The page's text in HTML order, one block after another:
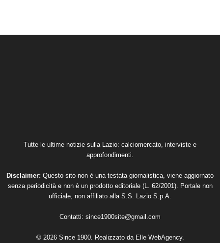
Tutte le ultime notizie sulla Lazio: calciomercato, interviste e
approfondimenti.
Disclaimer: Questo sito non è una testata giornalistica, viene aggiornato
senza periodicità e non è un prodotto editoriale (L. 62/2001). Portale non
ufficiale, non affiliato alla S.S. Lazio S.p.A.
Contatti: since1900site@gmail.com
© 2026 Since 1900. Realizzato da Elle WebAgency.